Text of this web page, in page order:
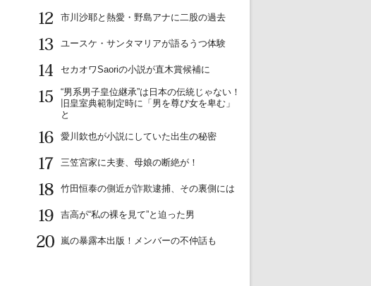
12
市川沙耶と熱愛・野島アナに二股の過去
13
ユースケ・サンタマリアが語るうつ体験
14
セカオワSaoriの小説が直木賞候補に
15
“男系男子皇位継承”は日本の伝統じゃない！
旧皇室典範制定時に「男を尊び女を卑む」
と
16
愛川欽也が小説にしていた出生の秘密
17
三笠宮家に夫妻、母娘の断絶が！
18
竹田恒泰の側近が詐欺逮捕、その裏側には
19
吉高が“私の裸を見て”と迫った男
20
嵐の暴露本出版！メンバーの不仲話も